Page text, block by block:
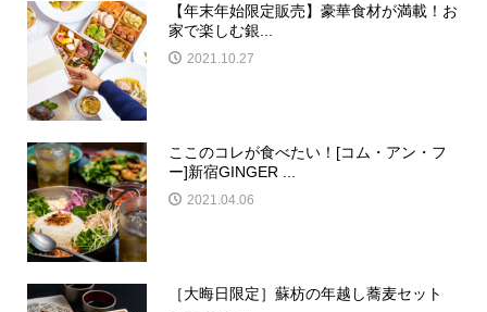
【年末年始限定販売】豪華食材が満載！お
家で楽しむ銀...
2021.10.27
ここのコレが食べたい！[コム・アン・フ
ー]新宿GINGER ...
2021.04.06
［大晦日限定］蘇枋の年越し蕎麦セット